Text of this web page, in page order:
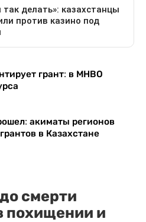
грант: в МНВО
акиматы регионов
в Казахстане
смерти
похищении и